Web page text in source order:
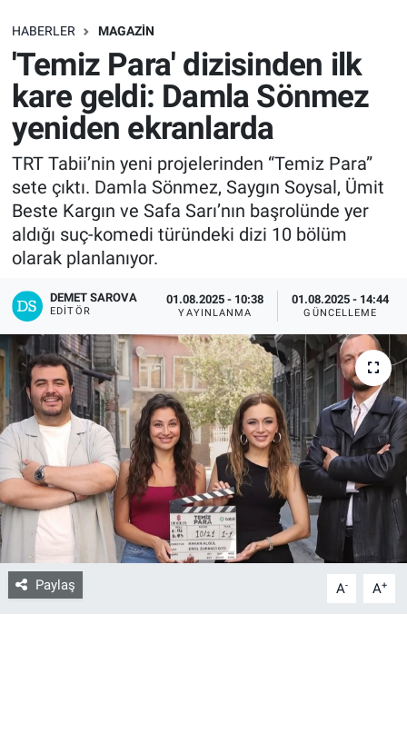
HABERLER MAGAZIN
'Temiz Para' dizisinden ilk
kare geldi: Damla Sönmez
yeniden ekranlarda
TRT Tabii’nin yeni projelerinden “Temiz Para”
sete çıktı. Damla Sönmez, Saygın Soysal, Ümit
Beste Kargın ve Safa Sarı’nın başrolünde yer
aldığı suç-komedi türündeki dizi 10 bölüm
olarak planlanıyor.
DEMET SAROVA
EDITÖR
01.08.2025 - 10:38
YAYINLANMA
01.08.2025 - 14:44
GÜNCELLEME
Paylaş A- A+
SAĞLIK
EKONOMİ
EĞİTİM
ÖZEL HABER
Keşfet
ASTROLOJİ
MANŞET
RESMİ İLANLAR
İLAN
Bize ulaşın
İletişim/Künye
Yaşam
Gözden Kaçmasın